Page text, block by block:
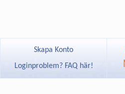
Skapa Konto
Loginproblem? FAQ här!